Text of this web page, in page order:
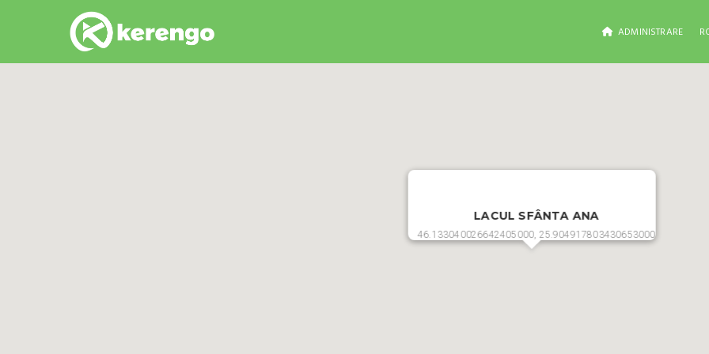
ADMINISTRARE
LACUL SFÂNTA ANA
46.133040026642405000, 25.904917803430653000